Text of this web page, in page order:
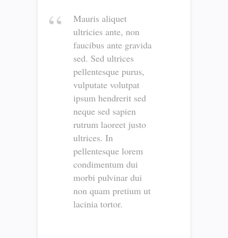
Mauris aliquet
ultricies ante, non
faucibus ante gravida
sed. Sed ultrices
pellentesque purus,
vulputate volutpat
ipsum hendrerit sed
neque sed sapien
rutrum laoreet justo
ultrices. In
pellentesque lorem
condimentum dui
morbi pulvinar dui
non quam pretium ut
lacinia tortor.